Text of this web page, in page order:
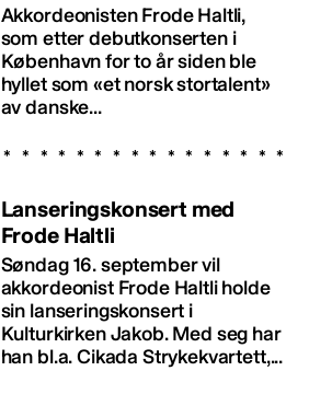
Akkordeonisten Frode Haltli,
som etter debutkonserten i
København for to år siden ble
hyllet som «et norsk stortalent»
av danske...
Lanseringskonsert med
Frode Haltli
Søndag 16. september vil
akkordeonist Frode Haltli holde
sin lanseringskonsert i
Kulturkirken Jakob. Med seg har
han bl.a. Cikada Strykekvartett,...